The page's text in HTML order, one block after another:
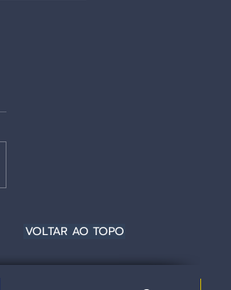
VOLTAR AO TOPO